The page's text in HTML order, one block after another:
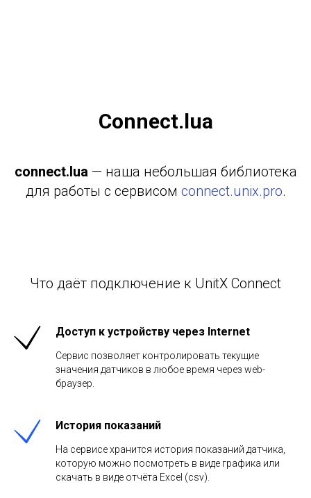
Connect.lua
connect.lua — наша небольшая библиотека
для работы с сервисом connect.unix.pro.
Что даёт подключение к UnitX Connect
Доступ к устройству через Internet
Сервис позволяет контролировать текущие
значения датчиков в любое время через web-
браузер.
История показаний
На сервисе хранится история показаний датчика,
которую можно посмотреть в виде графика или
скачать в виде отчёта Excel (csv).